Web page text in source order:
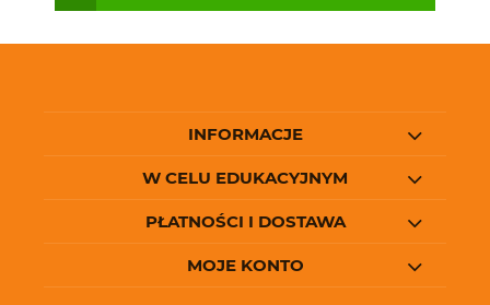
INFORMACJE
W CELU EDUKACYJNYM
PŁATNOŚCI I DOSTAWA
MOJE KONTO